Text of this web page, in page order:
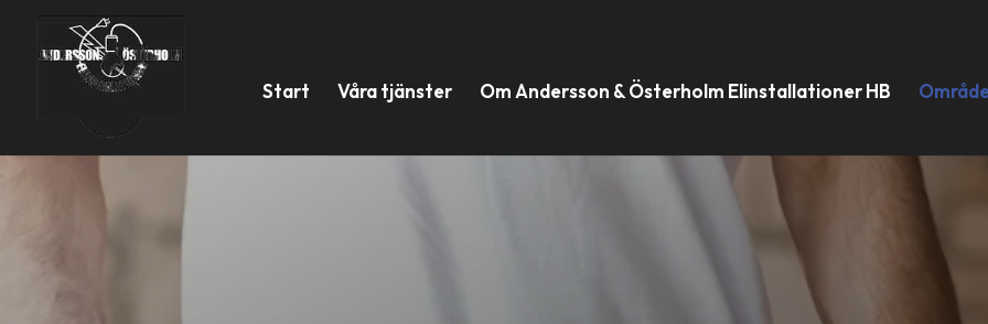
Start Våra tjänster Om Andersson & Österholm Elinstallationer HB